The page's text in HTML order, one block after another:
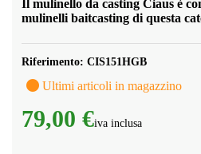
Il mulinello da casting Ciaus è
mulinelli baitcasting di questa
Riferimento: CIS151HGB
Ultimi articoli in magazzino
79,00 €iva inclusa